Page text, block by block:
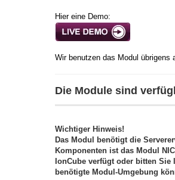
Hier eine Demo:
Wir benutzen das Modul übrigens
Die Module sind
Wichtiger Hinweis!
Das Modul benötigt die
Komponenten ist das Modul
IonCube verfügt oder bitten
benötigte Modul-Umgebung